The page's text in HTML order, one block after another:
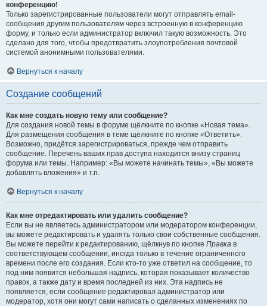
конференцию!
Только зарегистрированные пользователи могут отправлять email-
сообщения другим пользователям через встроенную в конференцию
форму, и только если администратор включил такую возможность. Это
сделано для того, чтобы предотвратить злоупотребления почтовой
системой анонимными пользователями.
Вернуться к началу
Создание сообщений
Как мне создать новую тему или сообщение?
Для создания новой темы в форуме щёлкните по кнопке «Новая тема».
Для размещения сообщения в теме щёлкните по кнопке «Ответить».
Возможно, придётся зарегистрироваться, прежде чем отправить
сообщение. Перечень ваших прав доступа находится внизу страниц
форума или темы. Например: «Вы можете начинать темы», «Вы можете
добавлять вложения» и т.п.
Вернуться к началу
Как мне отредактировать или удалить сообщение?
Если вы не являетесь администратором или модератором конференции,
вы можете редактировать и удалять только свои собственные сообщения.
Вы можете перейти к редактированию, щёлкнув по кнопке Правка в
соответствующем сообщении, иногда только в течение ограниченного
времени после его создания. Если кто-то уже ответил на сообщение, то
под ним появится небольшая надпись, которая показывает количество
правок, а также дату и время последней из них. Эта надпись не
появляется, если сообщение редактировал администратор или
модератор, хотя они могут сами написать о сделанных изменениях по